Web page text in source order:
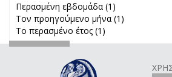
Περασμένη εβδομάδα (1)
Τον προηγούμενο μήνα (1)
Το περασμένο έτος (1)